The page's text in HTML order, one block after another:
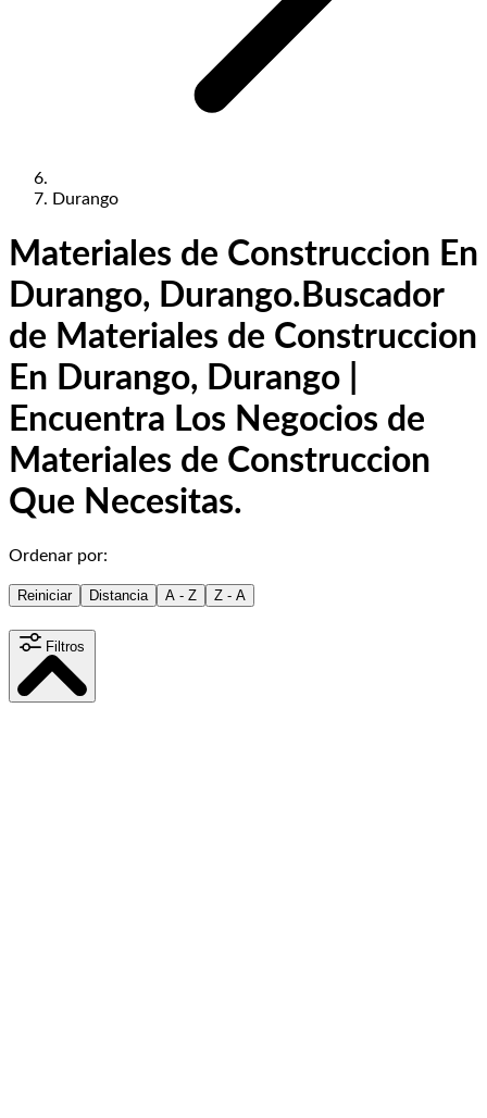
Durango
Materiales de Construccion En
Durango, Durango. Buscador
de Materiales de Construccion
En Durango, Durango |
Encuentra Los Negocios de
Materiales de Construccion
Que Necesitas.
Ordenar por:
Reiniciar Distancia A - Z Z - A